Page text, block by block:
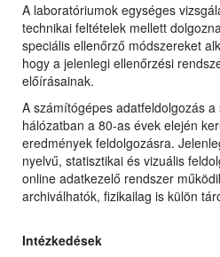
A laboratóriumok egységes
technikai feltételek mellett
speciális ellenőrző módszereket
hogy a jelenlegi ellenőrzési
előírásainak.
A számítógépes adatfeldolgozás
hálózatban a 80-as évek elején
eredmények feldolgozásra.
nyelvű, statisztikai és vizuális
online adatkezelő rendszer
archiválhatók, fizikailag is külön
Intézkedések